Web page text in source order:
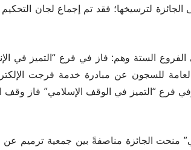
الستة وهم: فاز في فرع “التميز في
للسجون عن مبادرة خدمة فرجت
وفي فرع “التميز في الوقف الإسلامي” فاز
منحت الجائزة مناصفةً بين جمعية ترميم عن